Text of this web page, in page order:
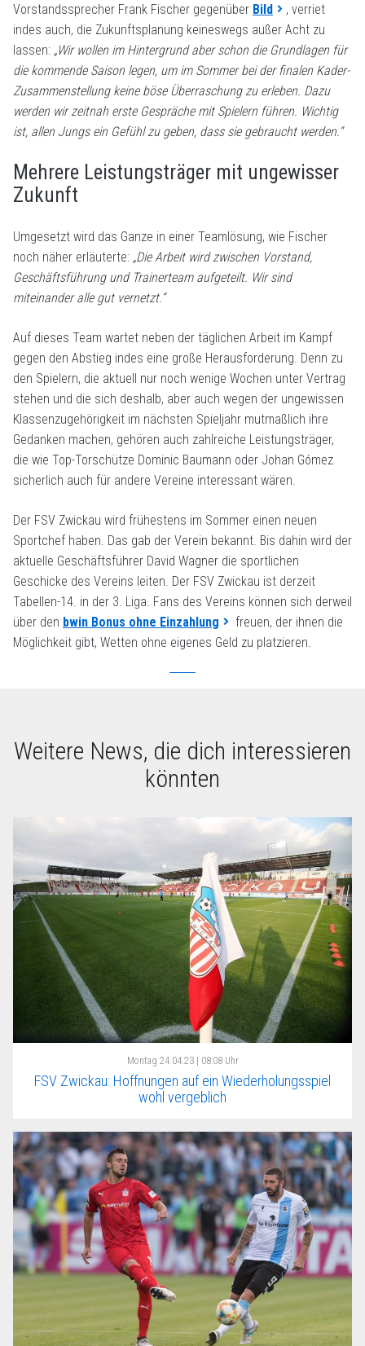
Vorstandssprecher Frank Fischer gegenüber Bild
, verriet
indes auch, die Zukunftsplanung keineswegs außer Acht zu
lassen: „Wir wollen im Hintergrund aber schon die Grundlagen für
die kommende Saison legen, um im Sommer bei der finalen Kader-
Zusammenstellung keine böse Überraschung zu erleben. Dazu
werden wir zeitnah erste Gespräche mit Spielern führen. Wichtig
ist, allen Jungs ein Gefühl zu geben, dass sie gebraucht werden.“
Mehrere Leistungsträger mit ungewisser
Zukunft
Umgesetzt wird das Ganze in einer Teamlösung, wie Fischer
noch näher erläuterte: „Die Arbeit wird zwischen Vorstand,
Geschäftsführung und Trainerteam aufgeteilt. Wir sind
miteinander alle gut vernetzt.“
Auf dieses Team wartet neben der täglichen Arbeit im Kampf
gegen den Abstieg indes eine große Herausforderung. Denn zu
den Spielern, die aktuell nur noch wenige Wochen unter Vertrag
stehen und die sich deshalb, aber auch wegen der ungewissen
Klassenzugehörigkeit im nächsten Spieljahr mutmaßlich ihre
Gedanken machen, gehören auch zahlreiche Leistungsträger,
die wie Top-Torschütze Dominic Baumann oder Johan Gómez
sicherlich auch für andere Vereine interessant wären.
Der FSV Zwickau wird frühestens im Sommer einen neuen
Sportchef haben. Das gab der Verein bekannt. Bis dahin wird der
aktuelle Geschäftsführer David Wagner die sportlichen
Geschicke des Vereins leiten. Der FSV Zwickau ist derzeit
Tabellen-14. in der 3. Liga. Fans des Vereins können sich derweil
über den bwin Bonus ohne Einzahlung
freuen, der ihnen die
Möglichkeit gibt, Wetten ohne eigenes Geld zu platzieren.
Weitere News, die dich interessieren
könnten
Montag 24.04.23 | 08:08 Uhr
FSV Zwickau: Hoffnungen auf ein Wiederholungsspiel
wohl vergeblich